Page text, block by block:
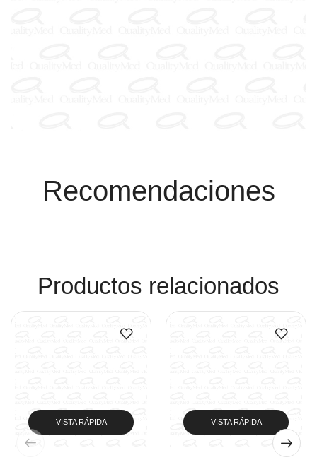
Recomendaciones
Productos relacionados
VISTA RÁPIDA VISTA RÁPIDA